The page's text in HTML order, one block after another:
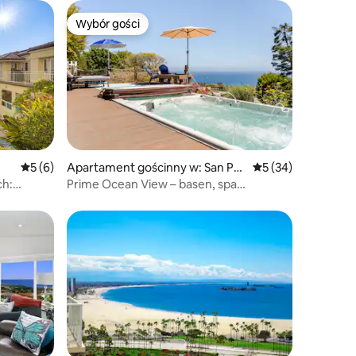
Średnia ocena: 5 na 5, liczba recenzji: 6
5 (6)
Wybór gości
Wybór gości
Apartament gościnny w: San Pe
dro
Średnia ocena: 5
5 (34)
Prime Ocean View – basen, spa